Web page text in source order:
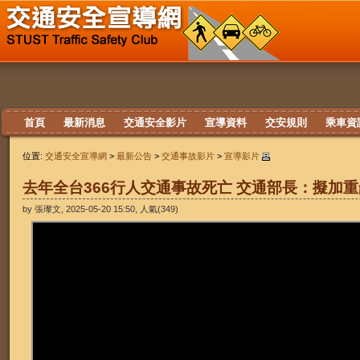
首頁 最新消息 交通安全影片 宣導資料 交安規則 乘車資
位置: 交通安全宣導網 > 最新公告 > 交通事故影片 > 宣導影片
去年全台366行人交通事故死亡 交通部長：擬加
by 張瓈文, 2025-05-20 15:50, 人氣(349)